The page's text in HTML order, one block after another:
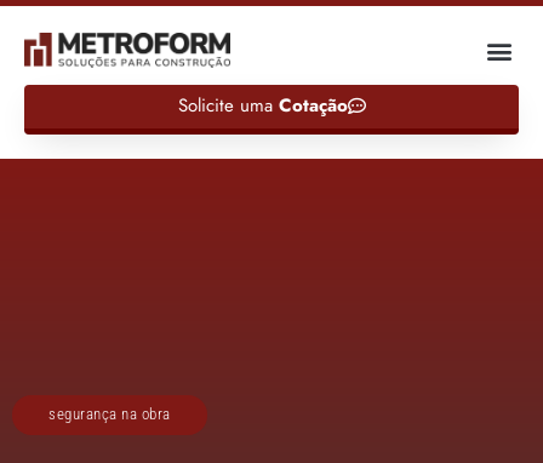
Solicite uma Cotação
segurança na obra